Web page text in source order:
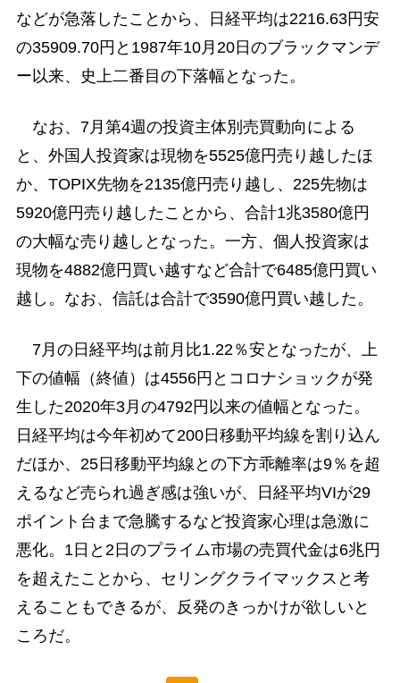
などが急落したことから、日経平均は2216.63円安
の35909.70円と1987年10月20日のブラックマンデ
ー以来、史上二番目の下落幅となった。
なお、7月第4週の投資主体別売買動向による
と、外国人投資家は現物を5525億円売り越したほ
か、TOPIX先物を2135億円売り越し、225先物は
5920億円売り越したことから、合計1兆3580億円
の大幅な売り越しとなった。一方、個人投資家は
現物を4882億円買い越すなど合計で6485億円買い
越し。なお、信託は合計で3590億円買い越した。
7月の日経平均は前月比1.22％安となったが、上
下の値幅（終値）は4556円とコロナショックが発
生した2020年3月の4792円以来の値幅となった。
日経平均は今年初めて200日移動平均線を割り込ん
だほか、25日移動平均線との下方乖離率は9％を超
えるなど売られ過ぎ感は強いが、日経平均VIが29
ポイント台まで急騰するなど投資家心理は急激に
悪化。1日と2日のプライム市場の売買代金は6兆円
を超えたことから、セリングクライマックスと考
えることもできるが、反発のきっかけが欲しいと
ころだ。